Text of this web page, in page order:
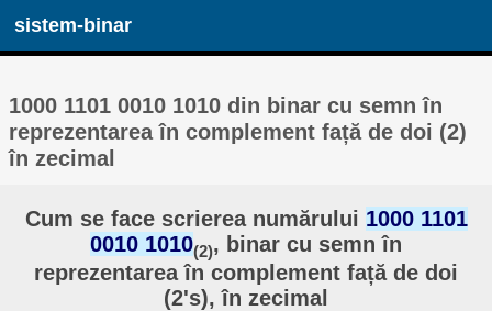
sistem-binar
1000 1101 0010 1010 din binar cu semn în
reprezentarea în complement față de doi (2)
în zecimal
Cum se face scrierea numărului 1000 1101
0010 1010(2), binar cu semn în
reprezentarea în complement față de doi
(2's), în zecimal